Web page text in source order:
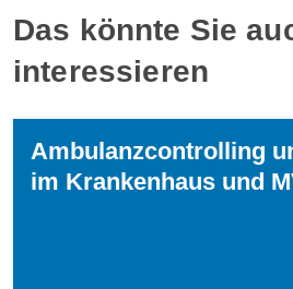
Das könnte Sie
interessieren
Ambulanzcontrolling
im Krankenhaus und